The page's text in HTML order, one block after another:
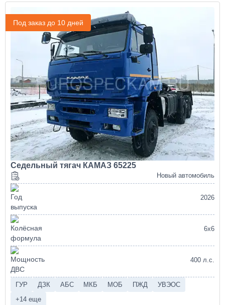
Под заказ до 10 дней
Седельный тягач КАМАЗ 65225
Новый автомобиль
2026
6х6
400 л.с.
ГУР ДЗК АБС МКБ МОБ ПЖД
УВЭОС
+14 еще